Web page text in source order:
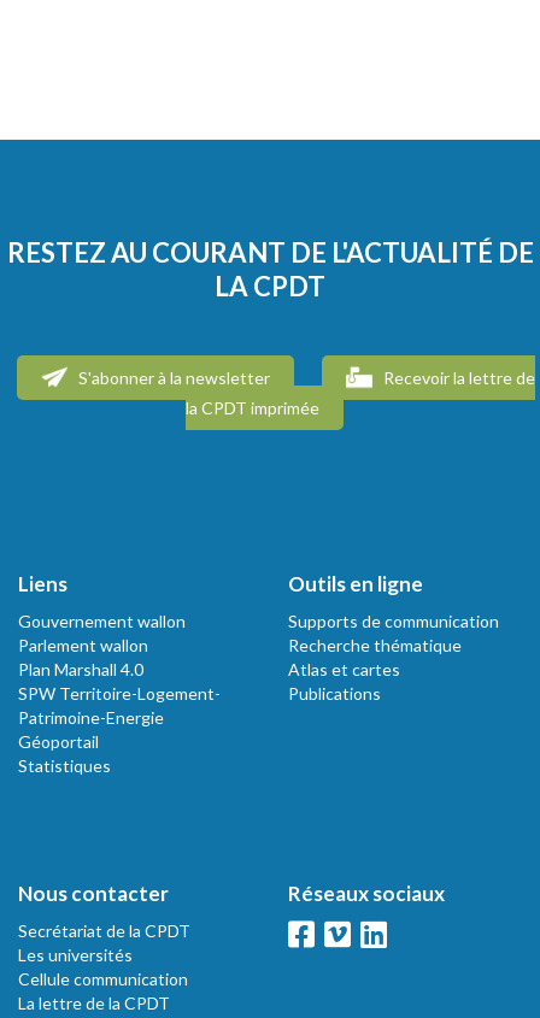
RESTEZ AU COURANT DE L'ACTUALITÉ DE
LA CPDT
S'abonner à la newsletter
Recevoir la lettre de
la CPDT imprimée
Liens
Gouvernement wallon
Parlement wallon
Plan Marshall 4.0
SPW Territoire-Logement-
Patrimoine-Energie
Géoportail
Statistiques
Outils en ligne
Supports de communication
Recherche thématique
Atlas et cartes
Publications
Nous contacter
Secrétariat de la CPDT
Les universités
Cellule communication
La lettre de la CPDT
Réseaux sociaux